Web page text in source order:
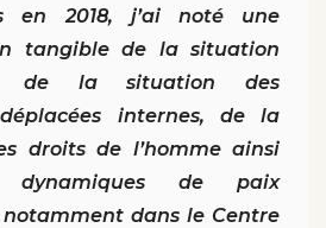
en 2018, j’ai noté une
tangible de la situation
de la situation des
internes, de la
droits de l’homme ainsi
de paix
notamment dans le Centre